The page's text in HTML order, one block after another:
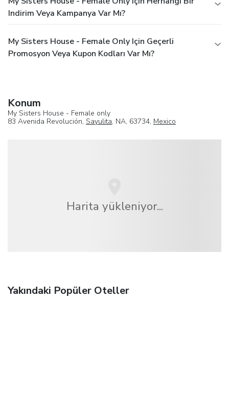
Indirim Veya Kampanya Var Mı?
My Sisters House - Female Only Için Geçerli
Promosyon Veya Kupon Kodları Var Mı?
Konum
My Sisters House - Female only
83 Avenida Revolución, Sayulita, NA, 63734, Mexico
Harita yükleniyor...
Yakındaki Popüler Oteller